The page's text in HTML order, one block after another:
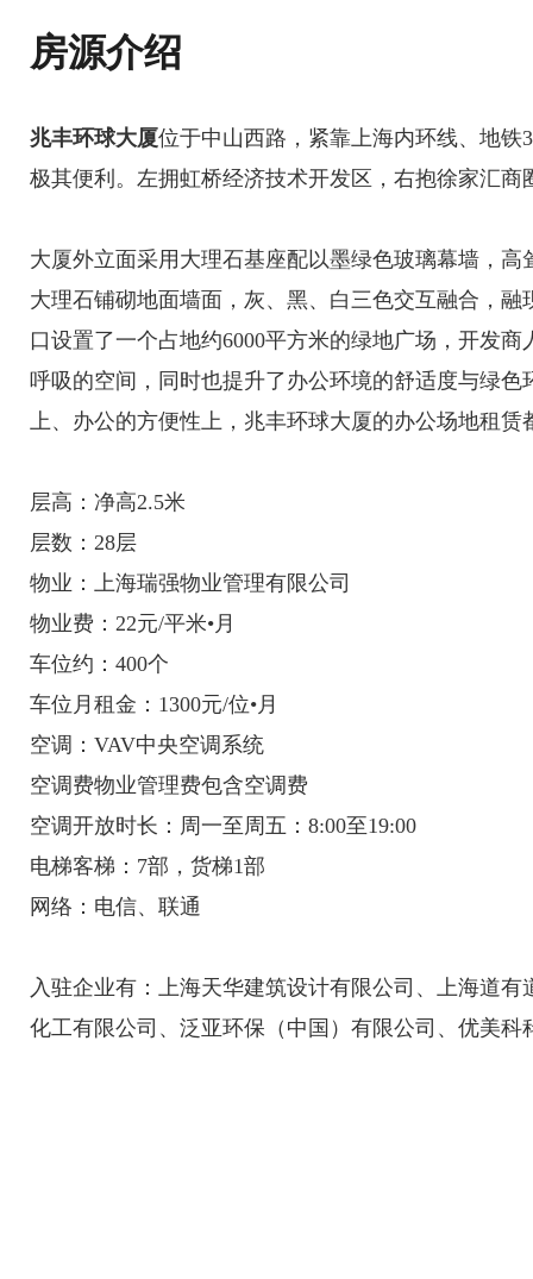
房源介绍
兆丰环球大厦位于中山西路，紧靠上海内环线、地铁
极其便利。左拥虹桥经济技术开发区，右抱徐家汇商
大厦外立面采用大理石基座配以墨绿色玻璃幕墙，
大理石铺砌地面墙面，灰、黑、白三色交互融合，
口设置了一个占地约6000平方米的绿地广场，开发
呼吸的空间，同时也提升了办公环境的舒适度与绿
上、办公的方便性上，兆丰环球大厦的办公场地租
层高：净高2.5米
层数：28层
物业：上海瑞强物业管理有限公司
物业费：22元/平米•月
车位约：400个
车位月租金：1300元/位•月
空调：VAV中央空调系统
空调费物业管理费包含空调费
空调开放时长：周一至周五：8:00至19:00
电梯客梯：7部，货梯1部
网络：电信、联通
入驻企业有：上海天华建筑设计有限公司、上海道
化工有限公司、泛亚环保（中国）有限公司、优美科